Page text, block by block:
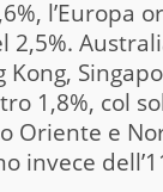
l’Europa
2,5%.
Kong,
1,8%, col
Oriente e
invece